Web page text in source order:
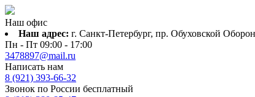
Наш офис
Наш адрес: г. Санкт-Петербург, пр. Обуховской
Пн - Пт 09:00 - 17:00
3478897@mail.ru
Написать нам
8 (921) 393-66-32
Звонок по России бесплатный